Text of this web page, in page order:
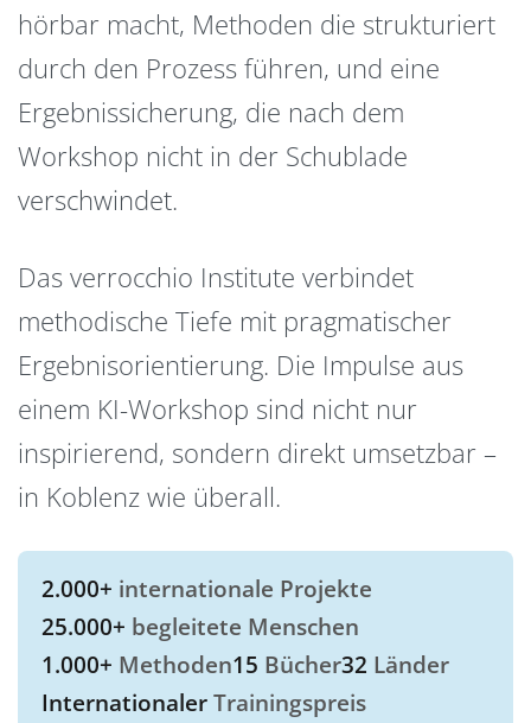
hörbar macht, Methoden die strukturiert
durch den Prozess führen, und eine
Ergebnissicherung, die nach dem
Workshop nicht in der Schublade
verschwindet.
Das verrocchio Institute verbindet
methodische Tiefe mit pragmatischer
Ergebnisorientierung. Die Impulse aus
einem KI-Workshop sind nicht nur
inspirierend, sondern direkt umsetzbar –
in Koblenz wie überall.
2.000+ internationale Projekte
25.000+ begleitete Menschen
1.000+ Methoden15 Bücher32 Länder
InternationalerTrainingspreis